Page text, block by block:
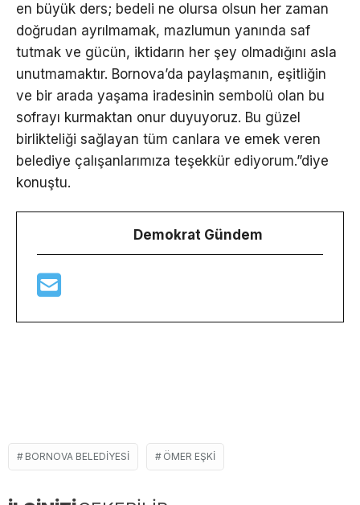
en büyük ders; bedeli ne olursa olsun her zaman
doğrudan ayrılmamak, mazlumun yanında saf
tutmak ve gücün, iktidarın her şey olmadığını asla
unutmamaktır. Bornova’da paylaşmanın, eşitliğin
ve bir arada yaşama iradesinin sembolü olan bu
sofrayı kurmaktan onur duyuyoruz. Bu güzel
birlikteliği sağlayan tüm canlara ve emek veren
belediye çalışanlarımıza teşekkür ediyorum.”diye
konuştu.
Demokrat Gündem
BORNOVA BELEDIYESI ÖMER EŞKI